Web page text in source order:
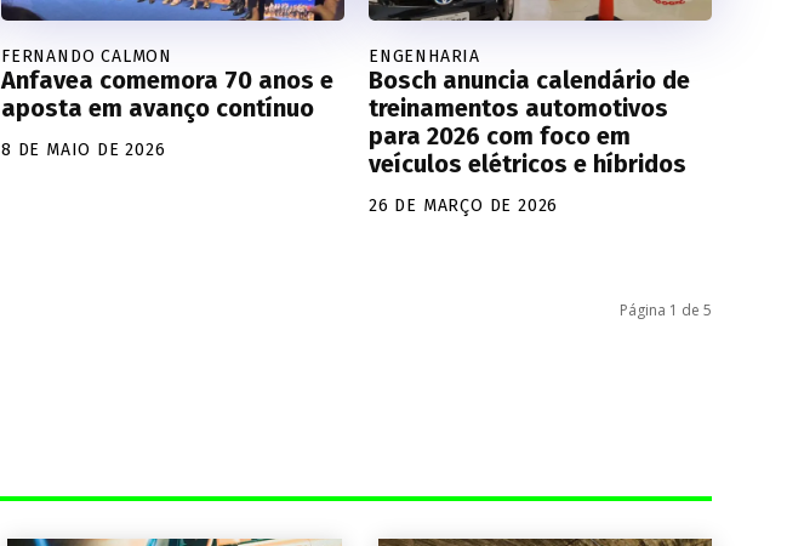
FERNANDO CALMON
Anfavea comemora 70 anos e
aposta em avanço contínuo
8 DE MAIO DE 2026
ENGENHARIA
Bosch anuncia calendário de
treinamentos automotivos
para 2026 com foco em
veículos elétricos e híbridos
26 DE MARÇO DE 2026
Página 1 de 5